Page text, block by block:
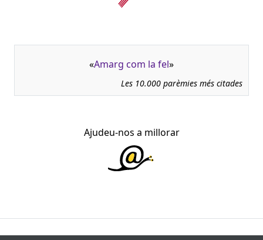
«Amarg com la fel»
Les 10.000 parèmies més citades
Ajudeu-nos a millorar